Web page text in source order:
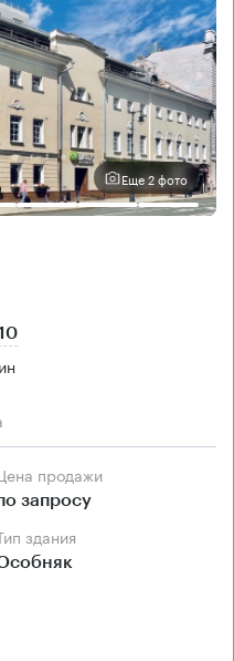
Еще 2 фото
Цена продажи
запросу
Тип здания